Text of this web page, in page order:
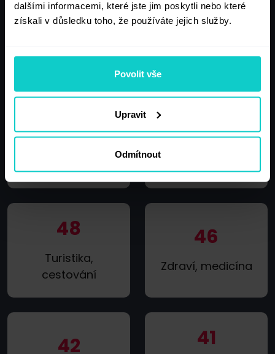
dalšími informacemi, které jste jim poskytli nebo které
získali v důsledku toho, že používáte jejich služby.
Povolit vše
Upravit
Odmítnout
60
Zábava
59
technologie,
54 49
48
Turistika,
cestování
46
Zdraví, medicína
42 41